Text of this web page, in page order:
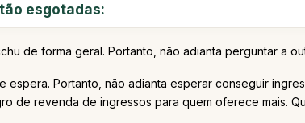
esgotadas:
de forma geral. Portanto, não adianta perguntar a
espera. Portanto, não adianta esperar conseguir
de revenda de ingressos para quem oferece mais.